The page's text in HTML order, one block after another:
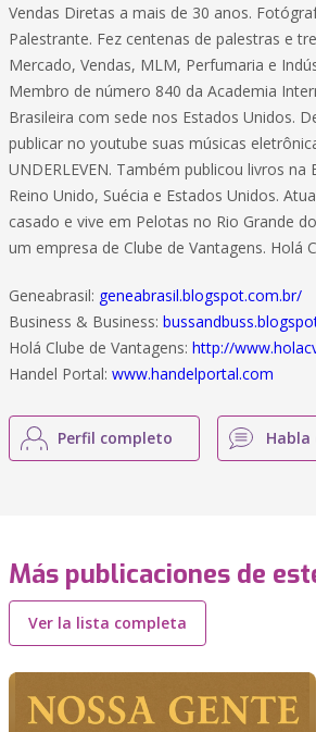
Vendas Diretas a mais de 30 anos.
Palestrante. Fez centenas de palestras e
Mercado, Vendas, MLM, Perfumaria e
Membro de número 840 da Academia
Brasileira com sede nos Estados Unidos.
publicar no youtube suas músicas
UNDERLEVEN. Também publicou livros na
Reino Unido, Suécia e Estados Unidos.
casado e vive em Pelotas no Rio Grande
um empresa de Clube de Vantagens. Holá
Geneabrasil: geneabrasil.blogspot.com.br/
Business & Business:
Holá Clube de Vantagens: http://
Handel Portal: www.handelportal.com
Perfil completo
Más publicaciones de
Ver la lista completa